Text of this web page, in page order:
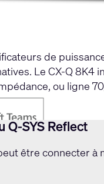
de
Le CX-Q 8K4
ou ligne
Q-SYS Reflect
être connecter